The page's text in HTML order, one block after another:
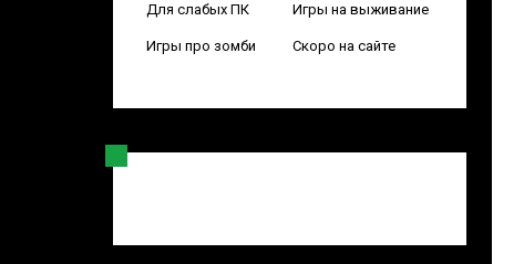
Для слабых ПК Игры на выживание
Игры про зомби Скоро на сайте